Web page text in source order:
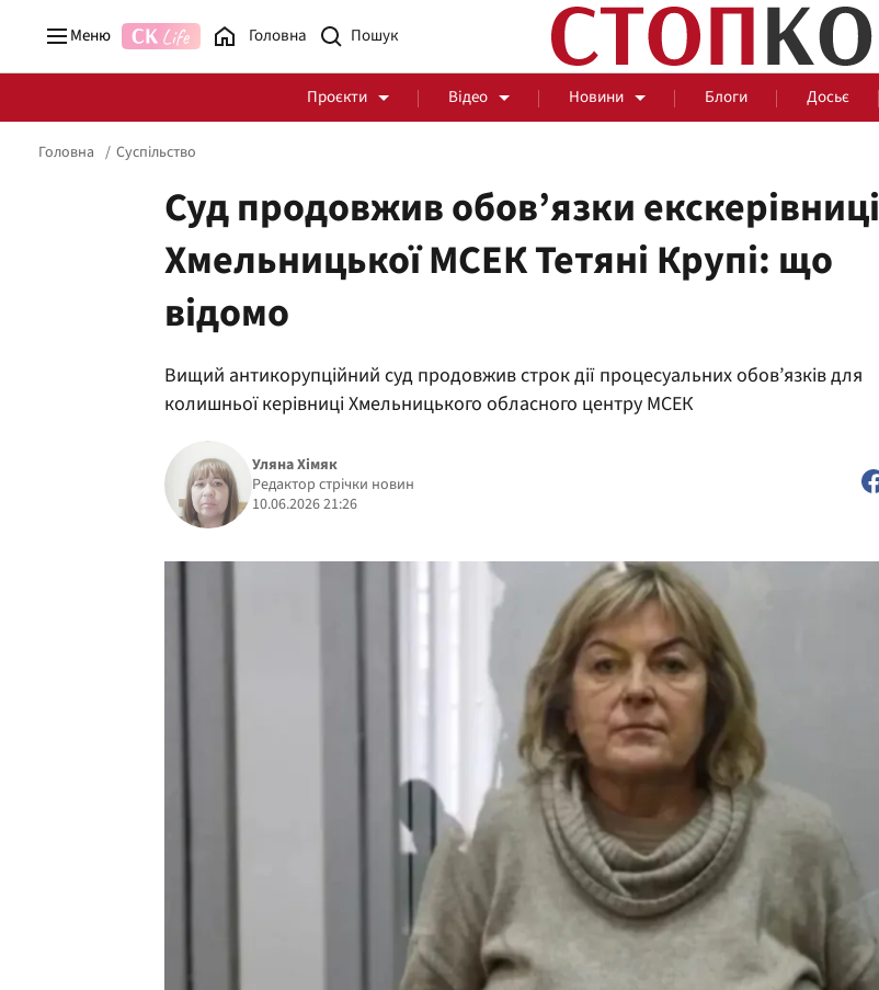
Меню Головна
Проєкти Відео Новини Блоги Досьє
Стоп Політичній Корупції Чесні закупівлі За парканом
Головна Суспільство
Суд продовжив обов’язки екскерівниці
Хмельницької МСЕК Тетяні Крупі: що
відомо
Вищий антикорупційний суд продовжив строк дії процесуальних обов’язків для
колишньої керівниці Хмельницького обласного центру МСЕК
Уляна Хімяк
Редактор стрічки новин
10.06.2026 21:26